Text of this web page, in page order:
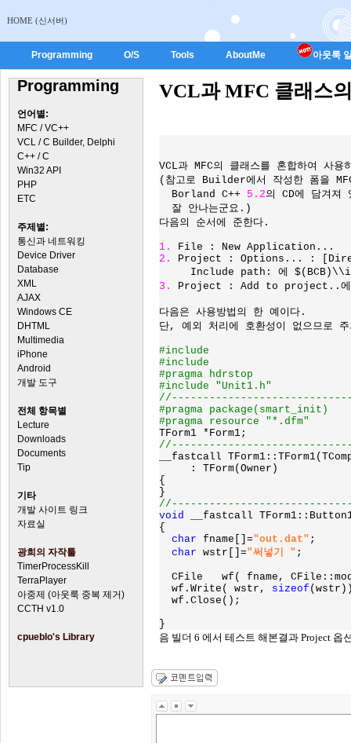
HOME (신서버)
Programming O/S Tools AboutMe 아웃룩
Programming
언어별:
MFC / VC++
VCL / C Builder, Delphi
C++ / C
Win32 API
PHP
ETC
주제별:
통신과 네트워킹
Device Driver
Database
XML
AJAX
Windows CE
DHTML
Multimedia
iPhone
Android
개발 도구
전체 항목별
Lecture
Downloads
Documents
Tip
기타
개발 사이트 링크
자료실
광희의 자작툴
TimerProcessKill
TerraPlayer
아중제 (아웃룩 중복 제거)
CCTH v1.0
cpueblo's Library
VCL과 MFC 클래스
VCL과 MFC의 클래스를 혼합하여 사
(참고로 Builder에서 작성한 폼을
  Borland C++
5.2의 CD에 담겨져
  잘 안나는군요.)
다음의 순서에 준한다.
1.
2. Project : Options... :
3. Project : Add to project..
다음은 사용방법의 한 예이다.
단, 예외 처리에 호환성이 없으므로
#include
#include
#pragma hdrstop
#include "Unit1.h"
#pragma package(smart_init)
__fastcall
     : TForm(Owner)
{
void
__fastcall
{
char fname[]="out.dat" ;
char wstr[]="써넣기 " ;
CFile   wf( fname,
  wf.Write( wstr,
sizeof
  wf.Close();
음 빌더 6 에서 테스트 해본결과 Project 옵